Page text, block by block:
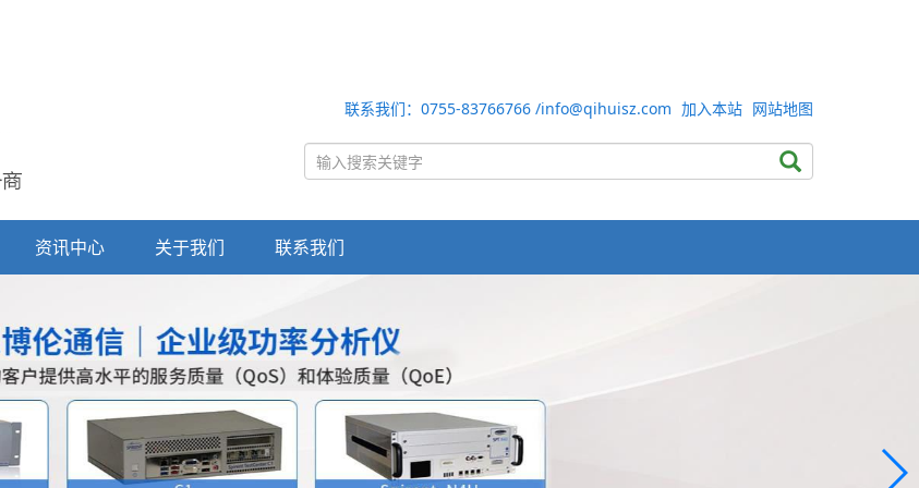
联系我们：0755-83766766 /info@qihuisz.com 加入本站 网站地图
资讯中心 关于我们 联系我们